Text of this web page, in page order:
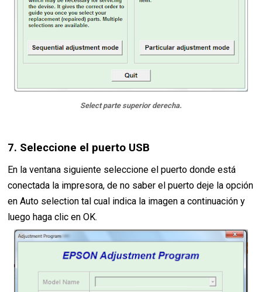
Select parte superior derecha.
7. Seleccione el puerto USB
En la ventana siguiente seleccione el puerto donde está
conectada la impresora, de no saber el puerto deje la opción
en Auto selection tal cual indica la imagen a continuación y
luego haga clic en OK.